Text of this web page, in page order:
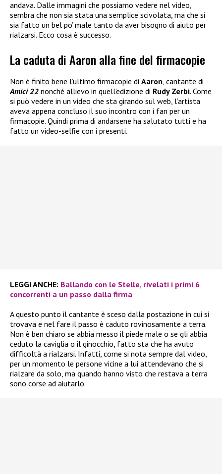
andava. Dalle immagini che possiamo vedere nel video,
sembra che non sia stata una semplice scivolata, ma che si
sia fatto un bel po’ male tanto da aver bisogno di aiuto per
rialzarsi. Ecco cosa è successo.
La caduta di Aaron alla fine del firmacopie
Non è finito bene l’ultimo firmacopie di Aaron , cantante di
Amici 22 nonché allievo in quell’edizione di Rudy Zerbi. Come
si può vedere in un video che sta girando sul web, l’artista
aveva appena concluso il suo incontro con i fan per un
firmacopie. Quindi prima di andarsene ha salutato tutti e ha
fatto un video-selfie con i presenti.
LEGGI ANCHE: Ballando con le Stelle, rivelati i primi 6
concorrenti a un passo dalla firma
A questo punto il cantante è sceso dalla postazione in cui si
trovava e nel fare il passo è caduto rovinosamente a terra.
Non è ben chiaro se abbia messo il piede male o se gli abbia
ceduto la caviglia o il ginocchio, fatto sta che ha avuto
difficoltà a rialzarsi. Infatti, come si nota sempre dal video,
per un momento le persone vicine a lui attendevano che si
rialzare da solo, ma quando hanno visto che restava a terra
sono corse ad aiutarlo.